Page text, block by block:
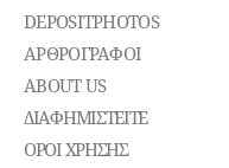
DEPOSITPHOTOS
ΑΡΘΡΟΓΡΑΦΟΙ
ABOUT US
ΔΙΑΦΗΜΙΣΤΕΊΤΕ
ΌΡΟΙ ΧΡΉΣΗΣ